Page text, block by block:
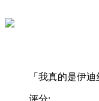
「我真的是伊
评分: